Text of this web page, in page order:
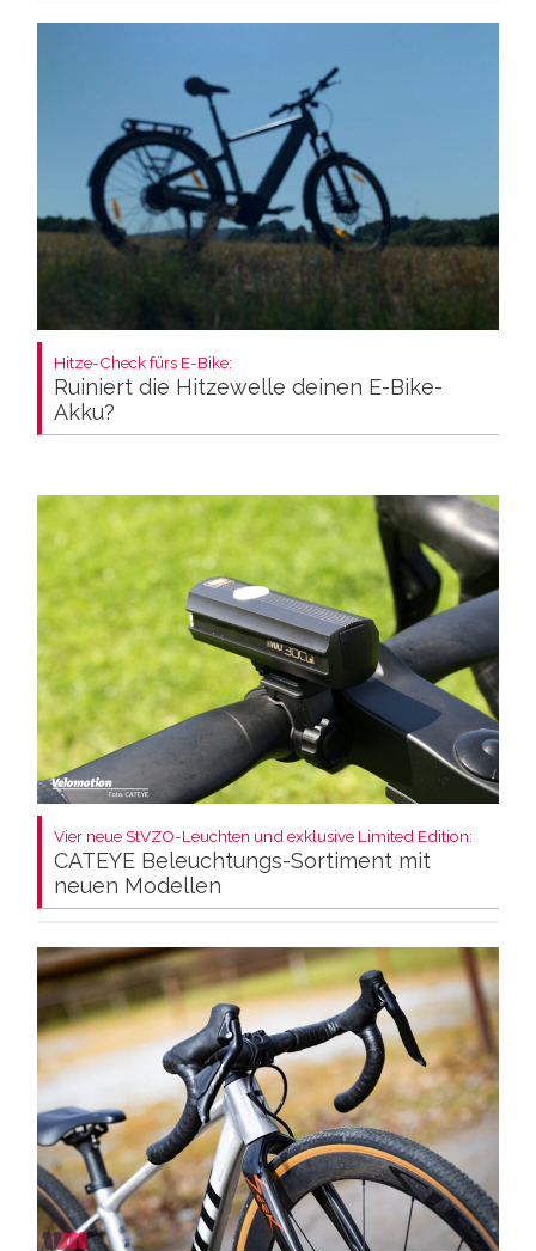
Hitze-Check fürs E-Bike:
Ruiniert die Hitzewelle deinen E-Bike-
Akku?
Vier neue StVZO-Leuchten und exklusive Limited Edition:
CATEYE Beleuchtungs-Sortiment mit
neuen Modellen